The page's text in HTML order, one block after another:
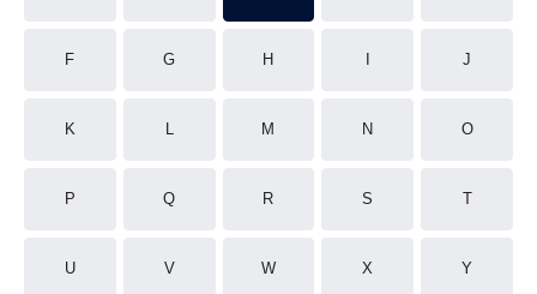
F G H J
K L M N O
P Q R S T
U V W X Y